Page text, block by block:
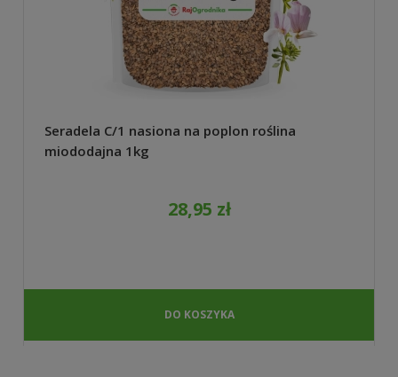
Seradela C/1 nasiona na poplon roślina
miododajna 1kg
28,95 zł
DO KOSZYKA